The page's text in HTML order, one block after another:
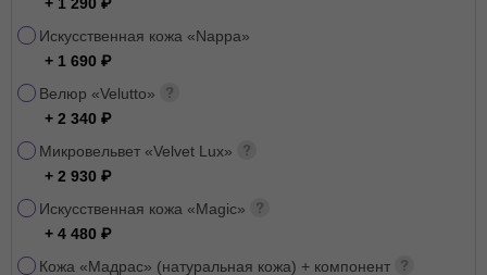
Искусственная кожа «Nappa»
+ 1 690
Велюр «Velutto»
+ 2 340
Микровельвет «Velvet Lux»
+ 2 930
Искусственная кожа «Magic»
+ 4 480
Кожа «Мадрас» (натуральная кожа) + компонент